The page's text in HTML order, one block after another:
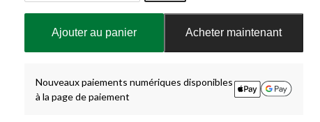
Ajouter au panier Acheter maintenant
Nouveaux paiements numériques disponibles
à la page de paiement